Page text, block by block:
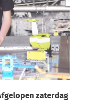
Afgelopen zaterdag